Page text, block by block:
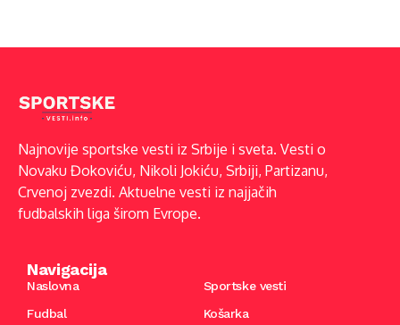
Najnovije sportske vesti iz Srbije i sveta. Vesti o
Novaku Đokoviću, Nikoli Jokiću, Srbiji, Partizanu,
Crvenoj zvezdi. Aktuelne vesti iz najjačih
fudbalskih liga širom Evrope.
Navigacija
Naslovna
Sportske vesti
Fudbal
Košarka